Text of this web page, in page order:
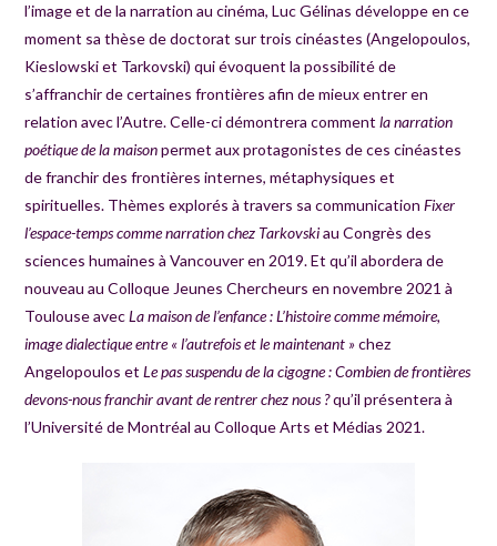
l’image et de la narration au cinéma, Luc Gélinas développe en ce
moment sa thèse de doctorat sur trois cinéastes (Angelopoulos,
Kieslowski et Tarkovski) qui évoquent la possibilité de
s’affranchir de certaines frontières afin de mieux entrer en
relation avec l’Autre. Celle-ci démontrera comment la narration
poétique de la maisonpermet aux protagonistes de ces cinéastes
de franchir des frontières internes, métaphysiques et
spirituelles. Thèmes explorés à travers sa communicationFixer
l’espace-temps comme narration chez Tarkovskiau Congrès des
sciences humaines à Vancouver en 2019. Et qu’il abordera de
nouveau au Colloque Jeunes Chercheurs en novembre 2021 à
Toulouse avecLa maison de l’enfance : L’histoire comme mémoire,
image dialectique entre « l’autrefois et le maintenant »chez
Angelopoulos etLe pas suspendu de la cigogne : Combien de frontières
devons-nous franchir avant de rentrer chez nous ?qu’il présentera à
l’Université de Montréal au Colloque Arts et Médias 2021.